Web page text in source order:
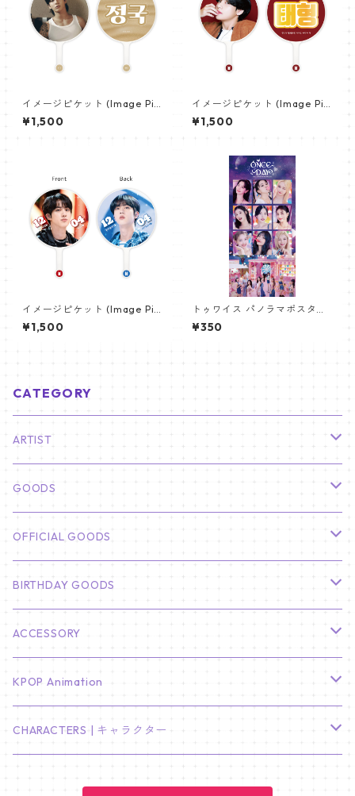
イメージピケット (Image Pic
ket) うちわ - ジョングク (JU
NGKOOK_17)
¥1,500
イメージピケット (Image Pic
ket) うちわ - ヴィ (V_02)
¥1,500
イメージピケット (Image Pic
ket) うちわ - ジン (JIN-13)
¥1,500
トゥワイス パノラマポスター
(TWICE Poster) 700*330m
m 【Twice-03】
¥350
CATEGORY
ARTIST
俳優
CHA EUN WOO
HYUNBIN
BTS
JIN
J-HOPE
SEVENTEEN
S.COUPS
ジョンハン
Stray Kids
バンチャン
リノ
TXT
ヨンジュン
ENHYPEN
GOODS
カレンダー
壁掛けカレンダー
ミニ壁掛けカレンダー
フォトカードセット(60枚入り)
韓国語単語カード
プレミアム写真集
ステッカー&粘着メモ紙セット
OFFICIAL GOODS
LIGHT STICK
Light Stick Pouch
BT21
Stray Kids
MANIAC ENCORE
SKZOO
BIRTHDAY GOODS
01/01 WINTER
01/16 SEUNGKWAN
02/01 DOYOUNG
ACCESSORY
PIERCE
EARRING
KPOP Animation
KPop Demon Hunters
CHARACTERS | キャラクター